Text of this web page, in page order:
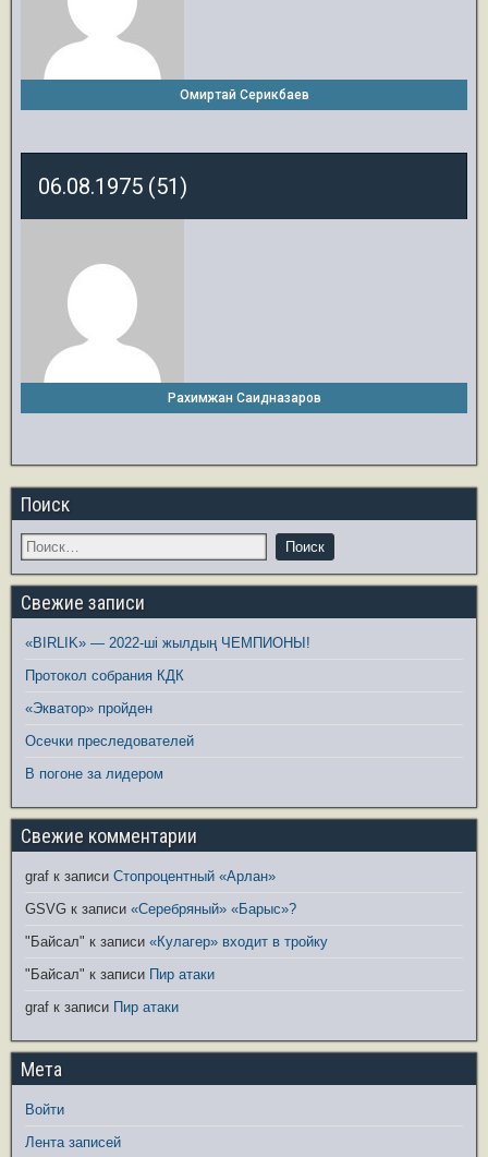
Омиртай Серикбаев
06.08.1975 (51)
Рахимжан Саидназаров
Поиск
Свежие записи
«BIRLIK» — 2022-ші жылдың ЧЕМПИОНЫ!
Протокол собрания КДК
«Экватор» пройден
Осечки преследователей
В погоне за лидером
Свежие комментарии
graf к записи Стопроцентный «Арлан»
GSVG к записи «Серебряный» «Барыс»?
"Байсал" к записи «Кулагер» входит в тройку
"Байсал" к записи Пир атаки
graf к записи Пир атаки
Мета
Войти
Лента записей